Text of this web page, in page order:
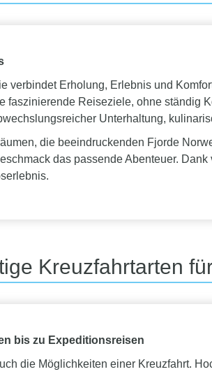
verbindet Erholung, Erlebnis und
Reiseziele, ohne ständig
Unterhaltung,
die beeindruckenden Fjorde
das passende Abenteuer.
Kreuzfahrtarten
bis zu Expeditionsreisen
die Möglichkeiten einer Kreuzfahrt.